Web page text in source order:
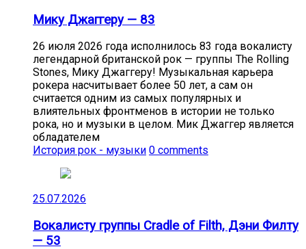
Мику Джаггеру — 83
26 июля 2026 года исполнилось 83 года вокалисту
легендарной британской рок — группы The Rolling
Stones, Мику Джаггеру! Музыкальная карьера
рокера насчитывает более 50 лет, а сам он
считается одним из самых популярных и
влиятельных фронтменов в истории не только
рока, но и музыки в целом. Мик Джаггер является
обладателем
История рок - музыки 0 comments
25.07.2026
Вокалисту группы Cradle of Filth, Дэни Филту
— 53